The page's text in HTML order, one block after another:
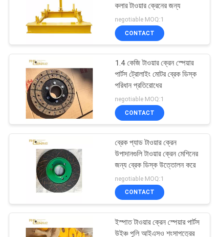
কলার টাওয়ার ক্রেনের জন্য
negotiable MOQ:1
CONTACT
1.4 কেজি টাওয়ার ক্রেন স্পেয়ার
পার্টস ট্রোলাইং মোটর ব্রেক ডিস্ক
পরিধান প্রতিরোধের
negotiable MOQ:1
CONTACT
ব্রেক প্যাড টাওয়ার ক্রেন
উপাদানগুলি টাওয়ার ক্রেন মেশিনের
জন্য ব্রেক ডিস্ক উত্তোলন করে
negotiable MOQ:1
CONTACT
ইস্পাত টাওয়ার ক্রেন স্পেয়ার পার্টস
উইঞ্চ পুলি আইএসও শংসাপত্রের